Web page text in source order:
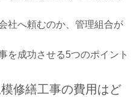
社へ頼むのか、管理組合が
を成功させる5つのポイント
修繕工事の費用はど